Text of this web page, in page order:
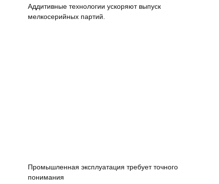
Аддитивные технологии ускоряют выпуск
мелкосерийных партий.
Промышленная эксплуатация требует точного
понимания